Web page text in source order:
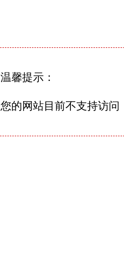
温馨提示：
您的网站目前不支持访